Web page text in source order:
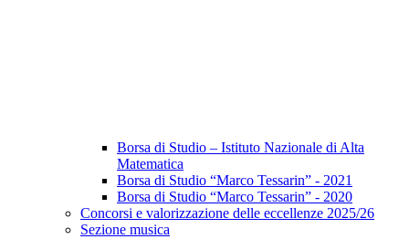
Borsa di Studio – Istituto Nazionale di Alta
Matematica
Borsa di Studio “Marco Tessarin” - 2021
Borsa di Studio “Marco Tessarin” - 2020
Concorsi e valorizzazione delle eccellenze 2025/26
Sezione musica